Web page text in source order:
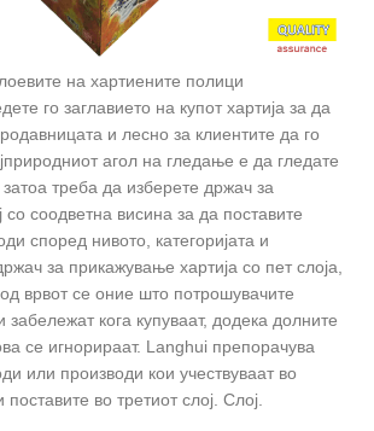
на хартиените полици
го заглавието на купот хартија за да
и лесно за клиентите да го
агол на гледање е да гледате
треба да изберете држач за
со соодветна висина за да поставите
според нивото, категоријата и
за прикажување хартија со пет слоја,
врвот се оние што потрошувачите
забележат кога купуваат, додека долните
се игнорираат. Langhui препорачува
или производи кои учествуваат во
во третиот слој. Слој.